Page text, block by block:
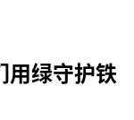
用绿守护铁